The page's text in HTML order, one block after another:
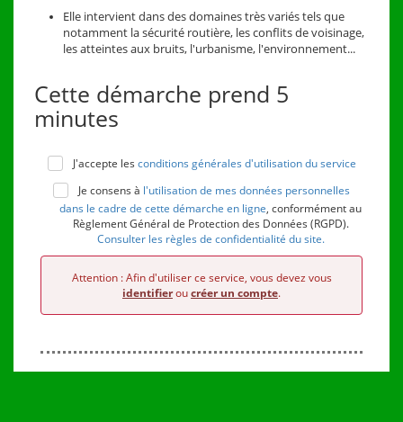
Elle intervient dans des domaines très variés tels que
notamment la sécurité routière, les conflits de voisinage,
les atteintes aux bruits, l'urbanisme, l'environnement...
Cette démarche prend 5
minutes
J'accepte les conditions générales d'utilisation du service
Je consens à l'utilisation de mes données personnelles
dans le cadre de cette démarche en ligne, conformément au
Règlement Général de Protection des Données (RGPD).
Consulter les règles de confidentialité du site.
Attention : Afin d'utiliser ce service, vous devez vous
identifieroucréer un compte.